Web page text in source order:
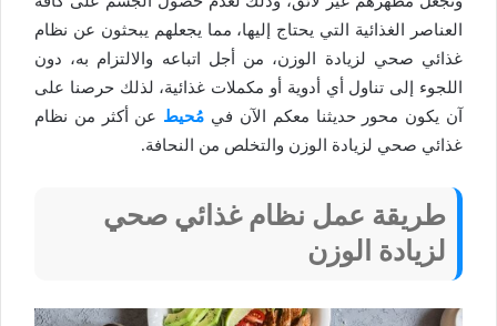
العناصر الغذائية التي يحتاج إليها، مما يجعلهم يبحثون عن نظام
غذائي صحي لزيادة الوزن، من أجل اتباعه والالتزام به، دون
اللجوء إلى تناول أي أدوية أو مكملات غذائية، لذلك حرصنا على
آن يكون محور حديثنا معكم الآن في مُحيط عن أكثر من نظام
غذائي صحي لزيادة الوزن والتخلص من النحافة.
طريقة عمل نظام غذائي صحي
لزيادة الوزن